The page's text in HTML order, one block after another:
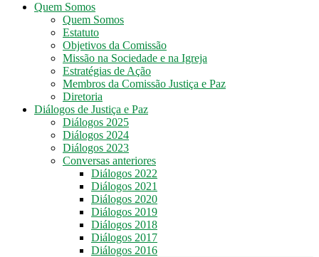
Arquidiocese
Quem Somos
Quem Somos
Estatuto
Objetivos da Comissão
Missão na Sociedade e na Igreja
Estratégias de Ação
Membros da Comissão Justiça e Paz
Diretoria
Diálogos de Justiça e Paz
Diálogos 2025
Diálogos 2024
Diálogos 2023
Conversas anteriores
Diálogos 2022
Diálogos 2021
Diálogos 2020
Diálogos 2019
Diálogos 2018
Diálogos 2017
Diálogos 2016